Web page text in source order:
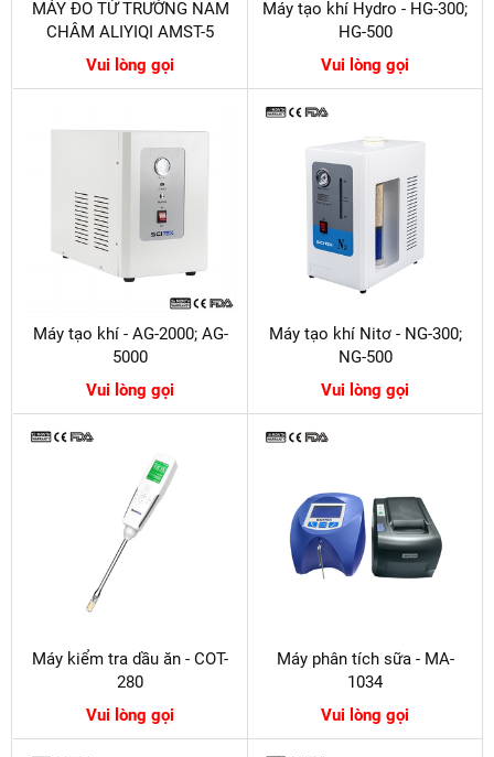
MÁY ĐO TỪ TRƯỜNG NAM
CHÂM ALIYIQI AMST-5
Vui lòng gọi
Máy tạo khí Hydro - HG-300;
HG-500
Vui lòng gọi
Máy tạo khí - AG-2000; AG-
5000
Vui lòng gọi
Máy tạo khí Nitơ - NG-300;
NG-500
Vui lòng gọi
Máy kiểm tra dầu ăn - COT-
280
Vui lòng gọi
Máy phân tích sữa - MA-
1034
Vui lòng gọi